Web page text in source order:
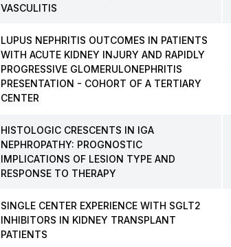
VASCULITIS
LUPUS NEPHRITIS OUTCOMES IN PATIENTS
WITH ACUTE KIDNEY INJURY AND RAPIDLY
PROGRESSIVE GLOMERULONEPHRITIS
PRESENTATION - COHORT OF A TERTIARY
CENTER
HISTOLOGIC CRESCENTS IN IGA
NEPHROPATHY: PROGNOSTIC
IMPLICATIONS OF LESION TYPE AND
RESPONSE TO THERAPY
SINGLE CENTER EXPERIENCE WITH SGLT2
INHIBITORS IN KIDNEY TRANSPLANT
PATIENTS